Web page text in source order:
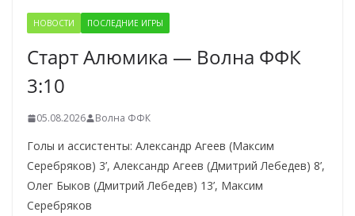
НОВОСТИ ПОСЛЕДНИЕ ИГРЫ
Старт Алюмика — Волна ФФК
3:10
05.08.2026 Волна ФФК
Голы и ассистенты: Александр Агеев (Максим
Серебряков) 3’, Александр Агеев (Дмитрий Лебедев) 8’,
Олег Быков (Дмитрий Лебедев) 13’, Максим
Серебряков